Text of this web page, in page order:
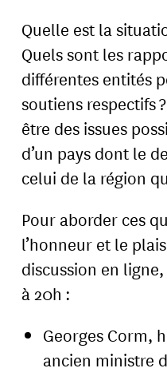
Quelle est la
Quels sont les
différentes entités
soutiens respectifs
être des issues
d’un pays dont le
celui de la région
Pour aborder ces
l’honneur et le
discussion en
à 20h :
Georges Corm,
ancien ministre